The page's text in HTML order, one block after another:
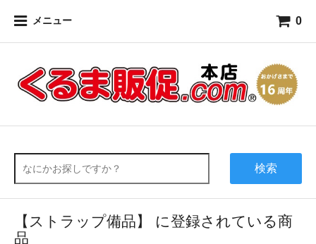
メニュー 0
検索
【ストラップ備品】 に登録されている商
品